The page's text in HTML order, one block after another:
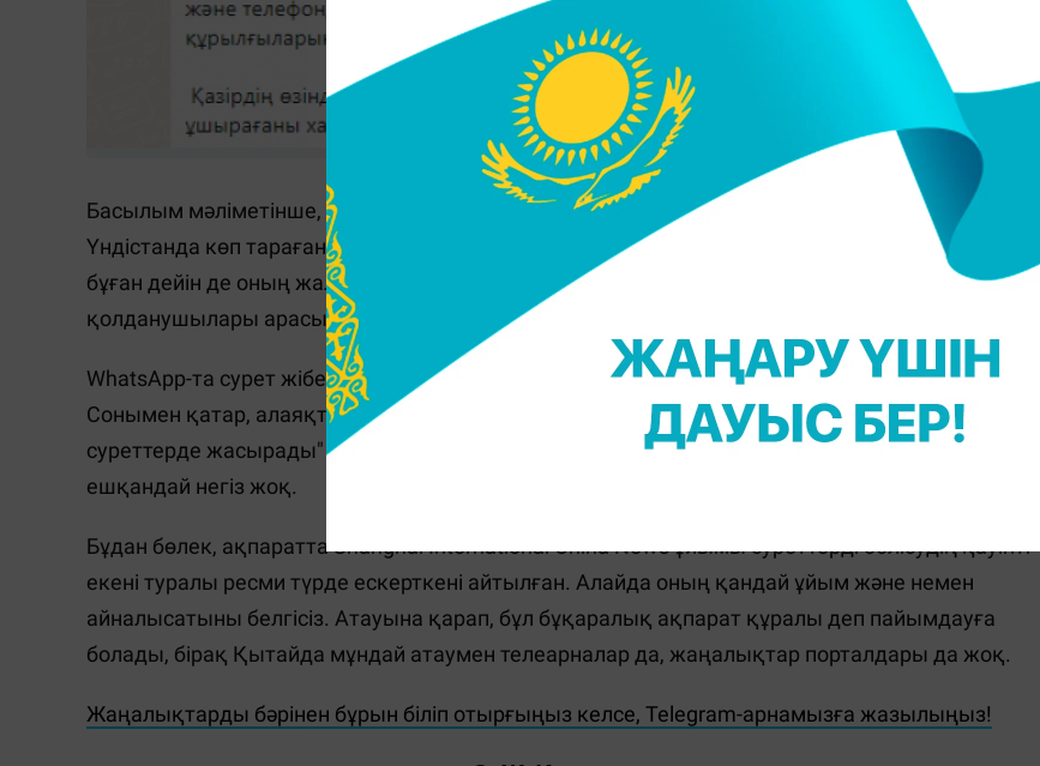
Басылым мәліметінше, бұл хабарлама - ескі фейк. Ол 2020 жылы Ресейде, Тәжікстанда және
Үндістанда көп тараған. Ал Қазнетте 2022 жылдың басында орыс тілінде тараған. Басылым
бұған дейін де оның жалған екенін жазған болатын. Қазір фейк қазақ тіліне аударылып, Желі
қолданушылары арасында қайта тарап жатыр.
WhatsApp-та сурет жіберу арқылы жеке деректерін алаяқтарға берген адамдар болмаған.
Сонымен қатар, алаяқтар зиян бағдарлама жасақтамасын "Қайырлы таң деп жазылған
суреттерде жасырады" немесе басқа суреттерді қолданбай, осылармен ғана шектеледі" деуге
ешқандай негіз жоқ.
Бұдан бөлек, ақпаратта Shanghai International China News ұйымы суреттерді бөлісудің қауіпті
екені туралы ресми түрде ескерткені айтылған. Алайда оның қандай ұйым және немен
айналысатыны белгісіз. Атауына қарап, бұл бұқаралық ақпарат құралы деп пайымдауға
болады, бірақ Қытайда мұндай атаумен телеарналар да, жаңалықтар порталдары да жоқ.
Жаңалықтарды бәрінен бұрын біліп отырғыңыз келсе, Telegram-арнамызға жазылыңыз!